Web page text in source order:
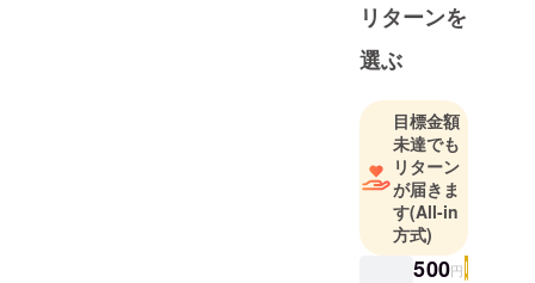
山のオリジ
ナルの服を
皆さんに着
てもらいた
くて、色ん
なプロジェ
クト進行し
ていきたい
と思ってい
ます。よろ
リターンを
選ぶ
目標金額
未達でも
リターン
が届きま
す(All-in
方式)
500円